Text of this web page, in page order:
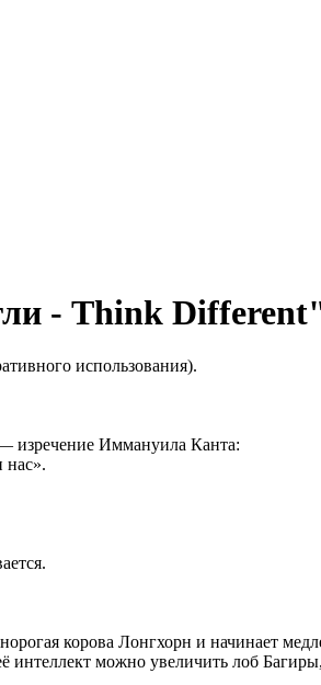
- Think
использования).
— изречение Иммануила Канта:
нас».
корова Лонгхорн и начинает
можно увеличить лоб